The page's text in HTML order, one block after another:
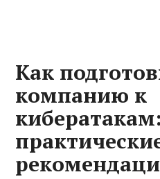
Как
компанию к
кибератакам: